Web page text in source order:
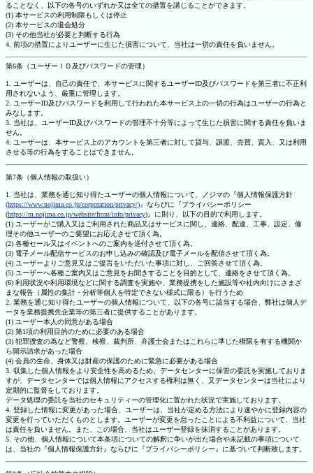
ることなく、以下の各号のいずれか又は全ての措置を講じることができます。
(1) 本サービスの利用制限もしくは停止
(2) 本サービスの退会処分
(3) その他当社が必要と判断する行為
4. 前項の措置によりユーザーに生じた損害について、当社は一切の責任を負いません。
第6条（ユーザーＩＤ及びパスワードの管理）
1. ユーザーは、自己の責任で、本サービスに関するユーザーID及びパスワードを第三者に不正利
用されないよう、厳重に管理します。
2. ユーザーID及びパスワードを利用して行われた本サービス上の一切の行為はユーザーの行為と
みなします。
3. 当社は、ユーザーID及びパスワードの管理不十分等によって生じた損害に関する責任を負いま
せん。
4. ユーザーは、本サービス上のアカウントを第三者に対して貸与、譲渡、売買、質入、又は利用
させる等の行為をすることはできません。
第7条（個人情報の取扱い）
1. 当社は、業務を通じ知り得たユーザーの個人情報について、ノジマの『個人情報保護方針
(https://www.nojima.co.jp/corporation/privacy/)』ならびに『プライバシーポリシー
(https://m.nojima.co.jp/website/front/info/privacy)』に則り、以下の目的で利用します。
(1) ユーザーがご購入又はご利用された商品又はサービスに関し、連絡、配達、工事、設定、修
理その他ユーザーのご要望にお応えさせて頂く為。
(2) 各種セール又はイベントへのご案内を送付させて頂く為。
(3) 電子メール配信サービスのお申し込みの確認及び電子メールを配信させて頂く為。
(4) ユーザーよりご意見又はご提言をいただいた事項に対し、ご回答させて頂く為。
(5) ユーザーへ各種ご案内又はご意見をお聞きすることを目的として、連絡をさせて頂く為。
(6) 利用状況や利用環境などに関する調査を実施や、業務提携をした施設等や社内向けにさまざ
まな報告（属性の集計・分析等個人を特定できない様式に限る）を行うため
2. 業務を通じ知り得たユーザーの個人情報について、以下の各号に該当する場合、弊社は個人デ
ータを業務提携先企業等の第三者に提供することがあります。
(1) ユーザー本人の同意がある場合
(2) 第1項の利用目的のために必要のある場合
(3) 犯罪捜査の為など警察、検察、裁判所、弁護士会またはこれらに準じた権限を有する機関か
ら開示請求があった場合
(4) 会員の生命、身体又は財産の保護のために緊急に必要がある場合
3. 収集した個人情報をより安全性を高めるため、データセンターに保管の委託を実施しておりま
すが、データセンターでは個人情報にアクセスする権利は無く、又データセンターは当社により
定期的に監督をしております。
データ処理の委託を当社のセキュリティーの管理化に置かれた状況で実施しております。
4. 登録した情報に変更があった場合、ユーザーは、当社が定める方法により速やかに登録内容の
変更を行っていただくものとします。ユーザーが変更を怠ったことによる不利益について、当社
は責任を負いません。また、この場合、当社はユーザー登録を抹消することがあります。
5. その他、個人情報について本条項についての解釈に争いが出た場合や未記載の事項について
は、当社の『個人情報保護方針』ならびに『プライバシーポリシー』に基づいて判断致します。